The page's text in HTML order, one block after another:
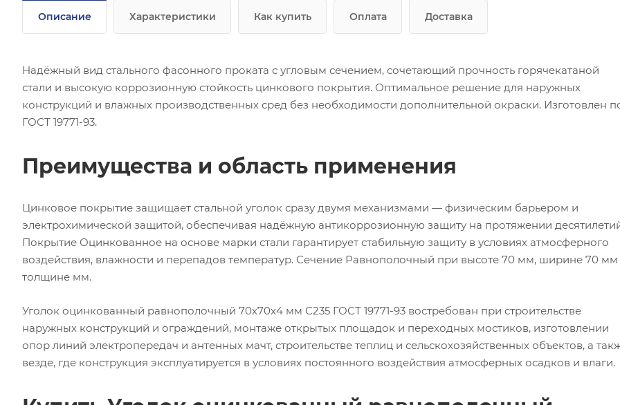
Описание Характеристики Как купить Оплата Доставка
Надёжный вид стального фасонного проката с угловым сечением, сочетающий прочность горячекатаной
стали и высокую коррозионную стойкость цинкового покрытия. Оптимальное решение для наружных
конструкций и влажных производственных сред без необходимости дополнительной окраски. Изготовлен
ГОСТ 19771-93.
Преимущества и область применения
Цинковое покрытие защищает стальной уголок сразу двумя механизмами — физическим барьером и
электрохимической защитой, обеспечивая надёжную антикоррозионную защиту на протяжении
Покрытие Оцинкованное на основе марки стали гарантирует стабильную защиту в условиях атмосферного
воздействия, влажности и перепадов температур. Сечение Равнополочный при высоте 70 мм, ширине 70 мм
толщине мм.
Уголок оцинкованный равнополочный 70х70х4 мм С235 ГОСТ 19771-93 востребован при строительстве
наружных конструкций и ограждений, монтаже открытых площадок и переходных мостиков, изготовлении
опор линий электропередач и антенных мачт, строительстве теплиц и сельскохозяйственных объектов, а
везде, где конструкция эксплуатируется в условиях постоянного воздействия атмосферных осадков и влаги.